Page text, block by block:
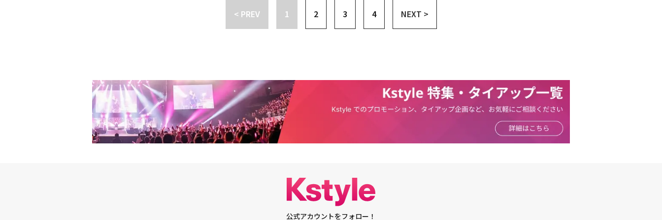
んね。ファン・ジョンウム：瞬発力は確かにすごいですよね（笑）。私は占いで見てもらったことが
ンをそれぞれ教えてください。ファン・ジョンウム：私は運動が好きなのですが、撮影中は疲れてい
てできませんでした。撮影中はルーティンが崩れてしまいますね。役になるために自分を捨てて、役
柄に入るので。撮影中はルーティンを壊すのがルーティンになっていますね（笑）。ユン・ヒョンミ
ン：オフの日はとにかく寝ています。睡眠不足になると集中力が落ちるので。ファン・ジョンウム：
私はドラマの撮影に入ってしまうと、あまり寝ないんです。元々はよく寝るほうなんですが。夜10
時に寝ると朝6時に目が覚めるのですが、夜中3時に寝ても朝6時に目が覚めます。休日もそうです
に、生まれて初めて瞑想をやってみました。1分程度ですが（笑）。ユン・ヒョンミン：運動がすご
く好きなのですが、最近は新型コロナ感染拡大の影響で外出も控えているので。最近は家の中にトレ
ーニングマシーンを設置してみました。家で基本的なトレーニングをやろうと考えています。――最近見
ジェ / 脚本：ナルペン＜アンコール放送＞「リセット～運命をさかのぼる1年～」 全12話11月5日
（木）アンコール一挙放送スタート平日 午前5：00～7：30（2話連続放送）出演：イ・ジュニョ
ク、ナム・ジヒョン、キム・ジス、ヤン・ドングン演出：キム・ギョンヒ / 脚本：イ・ソユン、イ・
連続放送）出演：キム・ジュヒョク、チョン・ウヒ、パク・ウォンサン、イ・スンジュン、シン・ヒ
ョンビン演出：イ・ユンジョン / 脚本：チョン・ヨンシン、チュ・ウォンギュ、シン・ハウン■関連
サイト衛星劇場ホームページ：http://www.eigeki.com/special/hanryu_drama_sengen
ラマ「安いです！千里馬マート（原題）」10月16日（金）アンコール一挙放送スタート 全12話毎週
放送）出演：ファン・ジョンウム、ユン・ヒョンミン、ソ・ジフン演出：チェ・ユンソク / 脚本：
イ・ウンヨンドラマ「恋愛革命（原題）」11月26日（木）放送スタート 全13話毎週（木） 午後1
0：00～11：00ほか出演：パク・ジフン、イ・ルビ、ヨンフン（THE BOYZ）、チョン・ダウン、ダ
ヨン（宇宙少女）、アン・ドギュ、コ・チャンビン演出：ソ・ジュワンドラマ「コンビニのセッピョ
ル（原題）」11月29日（日） 午後9：45～11：00 第1話先行放送※12月から本放送スタート 全16
話出演：チ・チャンウク、キム・ユジョン、ハン・ソンナ演出：イ・ミョンウ / 脚本：ソン・グンジ
ュ＜バラエティ・イベントも続々放送＞イベント「2019 JUNG ILWOO ASIA FAN MEETING ～him～ I
送、全3回）出演：チョン・イルバラエティ番組「ジャングルの法則 メルギー編」10月6日（火）放
送スタート 全4回毎週（火） 深夜3：30～5：00ほか出演：キム・ビョンマン、パク・ジョンチョ
ル、オ・デファン、アン・チャンファン、ハン・ボルム、ユンサナ（ASTRO）、ウギ（(G)I-DLE）、
コ・ヨンビンバラエティ番組「週刊K-POPアイドル」毎週（日） 後11：00～深0：00ほか 日本初放
送中10月4日 #462 NCT 12710月11日 #463ウングァン（BTOB）、プニエル（BTOB）10月18日 #4
ラマスタッフと接触したためだ。JTBCドラマ「プライバシー戦争」も、感染者が発生した他のドラ
マの協賛を進めていたスタッフが、「プライバシー戦争」の協賛に携わっていたため、撮影中断を決
イルス陽性判定19人は検査結果待ち
を務めるファン・ジョンウムも、所属事務所のC-JeSエンターテインメントを通して、予定していた
インタビューの中止を発表した。・ファン・ジョンウム＆ユン・ヒョンミン＆ソ・ジフン出演、新ド
キャンセルとなりました。放映終了後、記者の皆様に感謝の挨拶を申し上げ、作品の話をする予定で
したが、新型コロナウィルスの持続的な拡散により、社会的距離を置く措置に従って、中止を決定し
ました。急遽変更したスケジュールに謝罪の言葉を申し上げ、記者の皆様にご了承をお願いいたしま
す。つきましては、ご希望の質問を送っていただければファン・ジョンウムから答えを聞いて、お送
りする形式の「書面インタビュー」で進行いたします。時間の関係上、インタビューの質問はいくつ
かに絞って全社共通でお伝えする予定です。もう一度、ご了承お願いいたします。ありがとうござい
ます。
< PREV 1 2 3 4 NEXT >
公式アカウントをフォロー！